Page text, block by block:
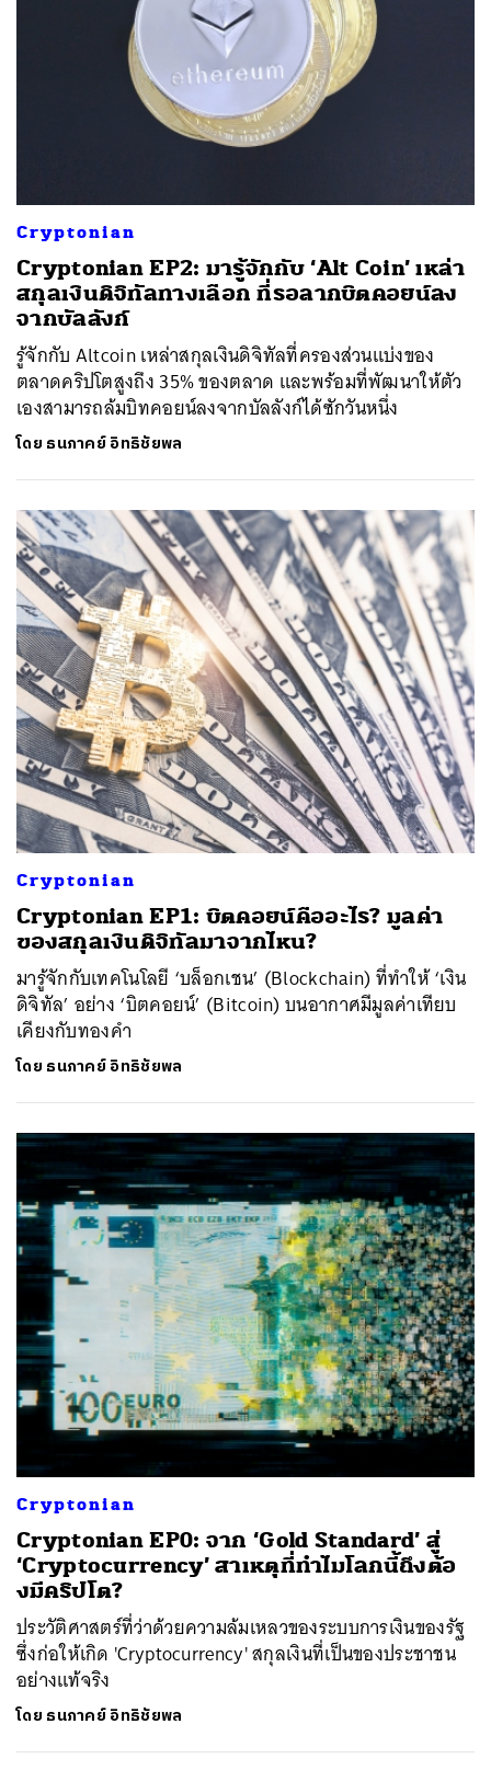
Cryptonian
Cryptonian EP2: มารู้จักกับ ‘Alt Coin’ เหล่า
สกุลเงินดิจิทัลทางเลือก ที่รอลากบิตคอยน์ลง
จากบัลลังก์
รู้จักกับ Altcoin เหล่าสกุลเงินดิจิทัลที่ครองส่วนแบ่งของ
ตลาดคริปโตสูงถึง 35% ของตลาด และพร้อมที่พัฒนาให้ตัว
เองสามารถล้มบิทคอยน์ลงจากบัลลังก์ได้ซักวันหนึ่ง
โดย ธนภาคย์ อิทธิชัยพล
Cryptonian
Cryptonian EP1: บิตคอยน์คืออะไร? มูลค่า
ของสกุลเงินดิจิทัลมาจากไหน?
มารู้จักกับเทคโนโลยี ‘บล็อกเชน’ (Blockchain) ที่ทำให้ ‘เงิน
ดิจิทัล’ อย่าง ‘บิตคอยน์’ (Bitcoin) บนอากาศมีมูลค่าเทียบ
เคียงกับทองคำ
โดย ธนภาคย์ อิทธิชัยพล
Cryptonian
Cryptonian EP0: จาก ‘Gold Standard’ สู่
‘Cryptocurrency’ สาเหตุที่ทำไมโลกนี้ถึงต้อ
งมีคริปโต?
ประวัติศาสตร์ที่ว่าด้วยความล้มเหลวของระบบการเงินของรัฐ
ซึ่งก่อให้เกิด 'Cryptocurrency' สกุลเงินที่เป็นของประชาชน
อย่างแท้จริง
โดย ธนภาคย์ อิทธิชัยพล